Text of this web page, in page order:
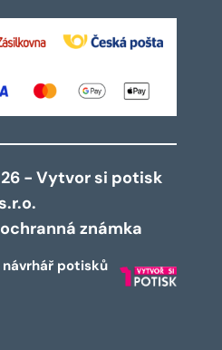
- Vytvor si potisk
známka
potisků